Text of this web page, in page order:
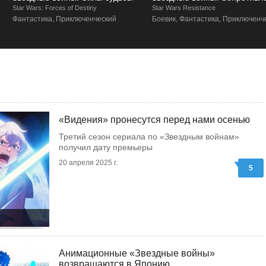
Star Wars: Forces of Destiny
Фантастика, Приключенческий
Star Wars Resistance
Боевик, Фантастика,
«Видения» пронесутся перед нами осенью
Третий сезон сериала по «Звездным войнам»
получил дату премьеры
20 апреля 2025 г.
5
Анимационные «Звездные войны»
возвращаются в Японию